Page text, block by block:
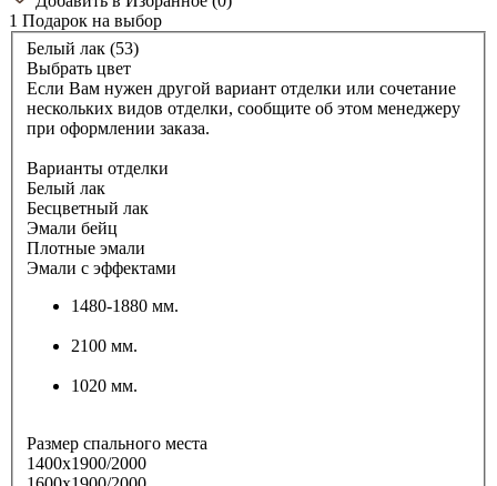
1 Подарок на выбор
Белый лак (53)
Выбрать цвет
Если Вам нужен другой вариант отделки или сочетание
нескольких видов отделки, сообщите об этом менеджеру
при оформлении заказа.
Варианты отделки
Белый лак
Бесцветный лак
Эмали бейц
Плотные эмали
Эмали с эффектами
1480-1880 мм.
2100 мм.
1020 мм.
Размер спального места
1400х1900/2000